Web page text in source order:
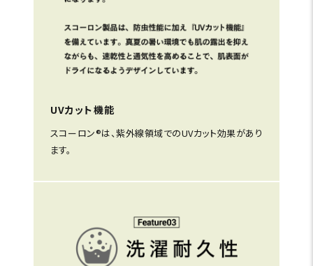
UVカット機能
スコーロン®は、紫外線領域でのUVカット効果があり
ます。